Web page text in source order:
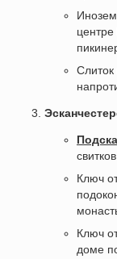
Слиток
Ключ
Ключ
доме